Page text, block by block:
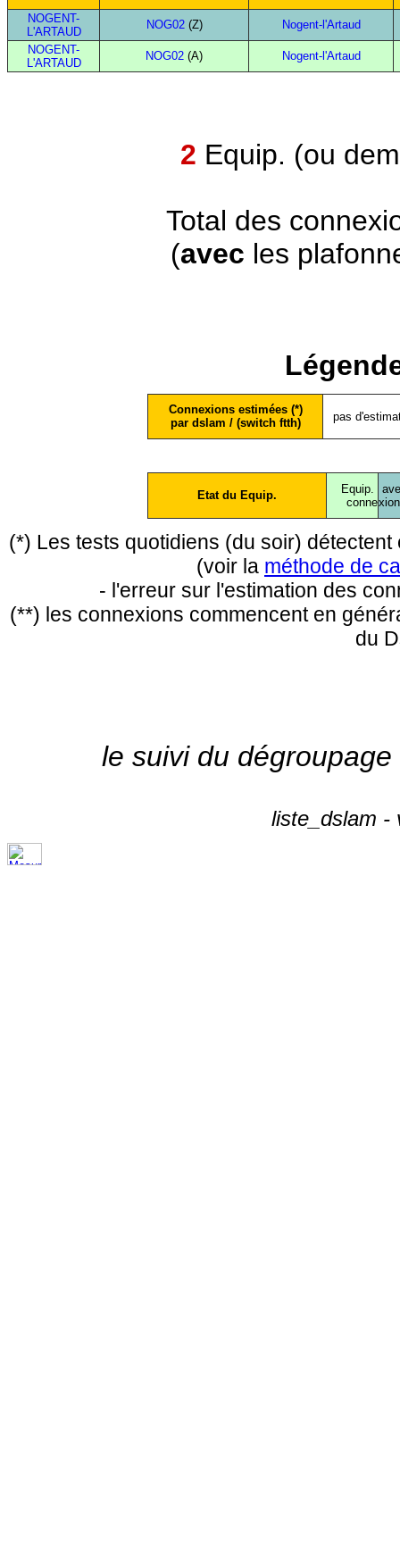
NOGENT-
L'ARTAUD
NOG02(Z)
Nogent-l'Artaud
NOGENT-
L'ARTAUD
NOG02 (A) Nogent-l'Artaud
2 Equip. (ou
Total des
(avec les
Connexions estimées (*)
par dslam / (switch ftth)
pas
Etat du Equip.
Equip.
conne
(*) Les tests quotidiens (du soir)
(voir la méthode de
- l'erreur sur l'estimation des
(**) les connexions commencent en
du
le suivi du
liste_dslam -